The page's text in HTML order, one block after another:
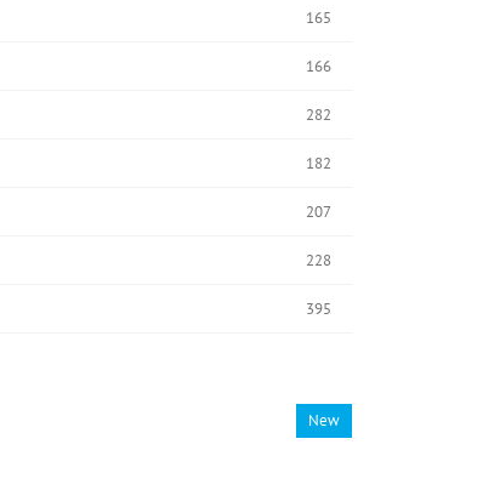
165
166
282
182
207
228
395
New